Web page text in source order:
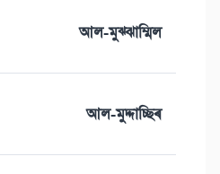
আল-মুঝ্ঝাম্মিল
আল-মুদ্দাচ্ছিৰ